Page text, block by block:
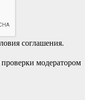
соглашения.
модератором